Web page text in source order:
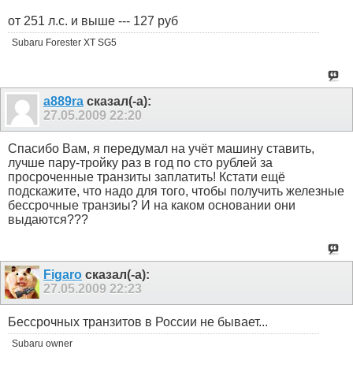
от 251 л.с. и выше --- 127 руб
Subaru Forester XT SG5
a889ra сказал(-а):
27.05.2009 22:20
Спасибо Вам, я передумал на учёт машину ставить,
лучше пару-тройку раз в год по сто рублей за
просроченные транзиты заплатить! Кстати ещё
подскажите, что надо для того, чтобы получить железные
бессрочные транзиы? И на каком основании они
выдаются???
Figaro сказал(-а):
27.05.2009 22:23
Бессрочных транзитов в России не бывает...
Subaru owner